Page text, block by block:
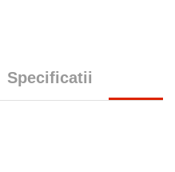
Specificatii